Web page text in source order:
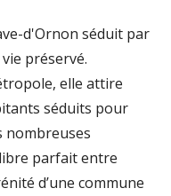
d'Ornon séduit par
préservé.
elle attire
séduits pour
nombreuses
parfait entre
d’une commune